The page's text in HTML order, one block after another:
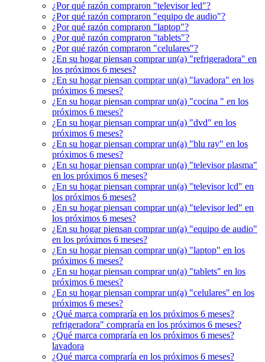
¿Por qué razón compraron "televisor led"?
¿Por qué razón compraron "equipo de audio"?
¿Por qué razón compraron "laptop"?
¿Por qué razón compraron "tablets"?
¿Por qué razón compraron "celulares"?
¿En su hogar piensan comprar un(a) "refrigeradora" en
los próximos 6 meses?
¿En su hogar piensan comprar un(a) "lavadora" en los
próximos 6 meses?
¿En su hogar piensan comprar un(a) "cocina " en los
próximos 6 meses?
¿En su hogar piensan comprar un(a) "dvd" en los
próximos 6 meses?
¿En su hogar piensan comprar un(a) "blu ray" en los
próximos 6 meses?
¿En su hogar piensan comprar un(a) "televisor plasma"
en los próximos 6 meses?
¿En su hogar piensan comprar un(a) "televisor lcd" en
los próximos 6 meses?
¿En su hogar piensan comprar un(a) "televisor led" en
los próximos 6 meses?
¿En su hogar piensan comprar un(a) "equipo de audio"
en los próximos 6 meses?
¿En su hogar piensan comprar un(a) "laptop" en los
próximos 6 meses?
¿En su hogar piensan comprar un(a) "tablets" en los
próximos 6 meses?
¿En su hogar piensan comprar un(a) "celulares" en los
próximos 6 meses?
¿Qué marca compraría en los próximos 6 meses?
refrigeradora" compraría en los próximos 6 meses?
¿Qué marca compraría en los próximos 6 meses?
lavadora
¿Qué marca compraría en los próximos 6 meses?